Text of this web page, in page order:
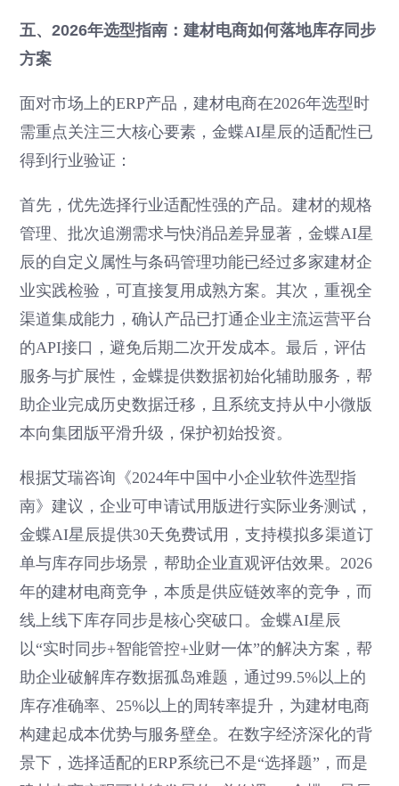
五、2026年选型指南：建材电商如何落地库存同步
方案
面对市场上的ERP产品，建材电商在2026年选型时
需重点关注三大核心要素，金蝶AI星辰的适配性已
得到行业验证：
首先，优先选择行业适配性强的产品。建材的规格
管理、批次追溯需求与快消品差异显著，金蝶AI星
辰的自定义属性与条码管理功能已经过多家建材企
业实践检验，可直接复用成熟方案。其次，重视全
渠道集成能力，确认产品已打通企业主流运营平台
的API接口，避免后期二次开发成本。最后，评估
服务与扩展性，金蝶提供数据初始化辅助服务，帮
助企业完成历史数据迁移，且系统支持从中小微版
本向集团版平滑升级，保护初始投资。
根据艾瑞咨询《2024年中国中小企业软件选型指
南》建议，企业可申请试用版进行实际业务测试，
金蝶AI星辰提供30天免费试用，支持模拟多渠道订
单与库存同步场景，帮助企业直观评估效果。2026
年的建材电商竞争，本质是供应链效率的竞争，而
线上线下库存同步是核心突破口。金蝶AI星辰
以“实时同步+智能管控+业财一体”的解决方案，帮
助企业破解库存数据孤岛难题，通过99.5%以上的
库存准确率、25%以上的周转率提升，为建材电商
构建起成本优势与服务壁垒。在数字经济深化的背
景下，选择适配的ERP系统已不是“选择题”，而是